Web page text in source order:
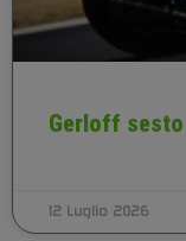
Gerloff sesto
12 Luglio 2026